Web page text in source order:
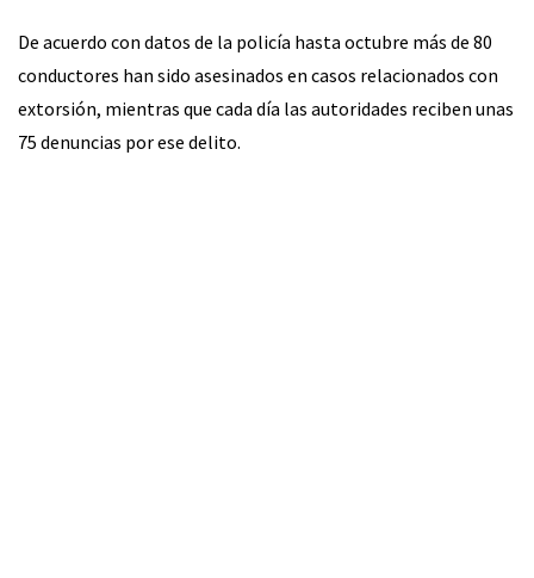
De acuerdo con datos de la policía hasta octubre más de 80
conductores han sido asesinados en casos relacionados con
extorsión, mientras que cada día las autoridades reciben unas
75 denuncias por ese delito.